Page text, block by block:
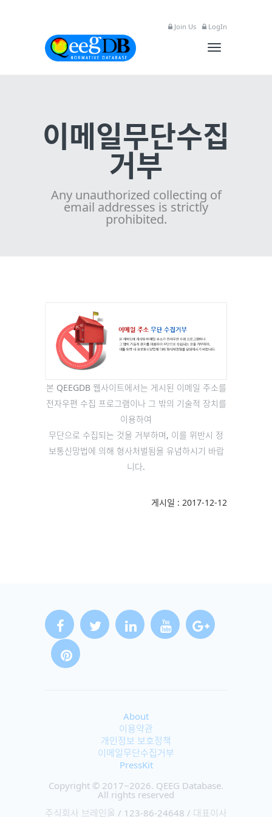
Join Us LogIn
Toggle
이메일무단수집
거부
Any unauthorized collecting of
email addresses is strictly
prohibited.
본 QEEGDB 웹사이트에서는 게시된 이메일 주소를
전자우편 수집 프로그램이나 그 밖의 기술적 장치를
이용하여
무단으로 수집되는 것을 거부하며, 이를 위반시 정
보통신망법에 의해 형사처벌됨을 유념하시기 바랍
니다.
게시일 : 2017-12-12
About
이용약관
개인정보 보호정책
이메일무단수집거부
PressKit
Copyright © 2017~2026. QEEG Database.
All rights reserved
주식회사 브레인올 / 123-86-24648 / 대표이사